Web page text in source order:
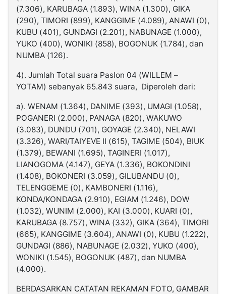
(7.306), KARUBAGA (1.893), WINA (1.300), GIKA
(290), TIMORI (899), KANGGIME (4.089), ANAWI (0),
KUBU (401), GUNDAGI (2.201), NABUNAGE (1.000),
YUKO (400), WONIKI (858), BOGONUK (1.784), dan
NUMBA (126).
4). Jumlah Total suara Paslon 04 (WILLEM –
YOTAM) sebanyak 65.843 suara, Diperoleh dari:
a). WENAM (1.364), DANIME (393), UMAGI (1.058),
POGANERI (2.000), PANAGA (820), WAKUWO
(3.083), DUNDU (701), GOYAGE (2.340), NELAWI
(3.326), WARI/TAIYEVE II (615), TAGIME (504), BIUK
(1.379), BEWANI (1.695), TAGINERI (1.017),
LIANOGOMA (4.147), GEYA (1.336), BOKONDINI
(1.408), BOKONERI (3.059), GILUBANDU (0),
TELENGGEME (0), KAMBONERI (1.116),
KONDA/KONDAGA (2.910), EGIAM (1.246), DOW
(1.032), WUNIM (2.000), KAI (3.000), KUARI (0),
KARUBAGA (8.757), WINA (332), GIKA (364), TIMORI
(665), KANGGIME (3.604), ANAWI (0), KUBU (1.222),
GUNDAGI (886), NABUNAGE (2.032), YUKO (400),
WONIKI (1.545), BOGONUK (487), dan NUMBA
(4.000).
BERDASARKAN CATATAN REKAMAN FOTO, GAMBAR